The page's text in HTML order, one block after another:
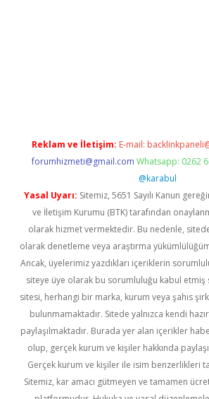
Reklam ve İletişim: E-mail:
forumhizmeti@gmail.com Whatsapp: 0262
@karabul
Yasal Uyarı: Sitemiz, 5651 Sayılı Kanun
ve İletişim Kurumu (BTK) tarafından
olarak hizmet vermektedir. Bu nedenle,
olarak denetleme veya araştırma
Ancak, üyelerimiz yazdıkları içeriklerin
siteye üye olarak bu sorumluluğu kabul etmiş
sitesi, herhangi bir marka, kurum veya şahıs
bulunmamaktadır. Sitede yalnızca kendi
paylaşılmaktadır. Burada yer alan içerikler
olup, gerçek kurum ve kişiler hakkında
Gerçek kurum ve kişiler ile isim benzerlikleri
Sitemiz, kar amacı gütmeyen ve tamamen